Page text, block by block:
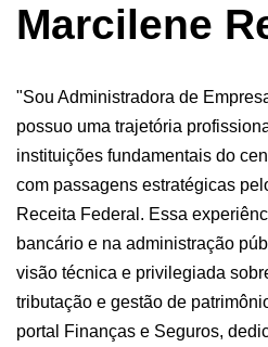
Marcilene
"Sou Administradora de
possuo uma trajetória
instituições fundamentais do
com passagens estratégicas
Receita Federal. Essa
bancário e na administração
visão técnica e privilegiada
tributação e gestão de
portal Finanças e Seguros,